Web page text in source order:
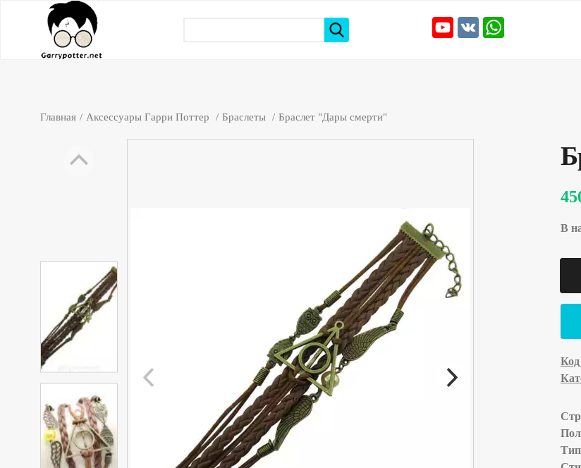
Главная Аксессуары Гарри Поттер Браслеты Браслет "Дары смерти"
В
Код
Тип